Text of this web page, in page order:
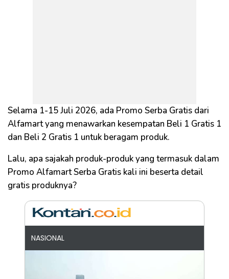
Selama 1-15 Juli 2026, ada Promo Serba Gratis dari
Alfamart yang menawarkan kesempatan Beli 1 Gratis 1
dan Beli 2 Gratis 1 untuk beragam produk.
Lalu, apa sajakah produk-produk yang termasuk dalam
Promo Alfamart Serba Gratis kali ini beserta detail
gratis produknya?
NASIONAL